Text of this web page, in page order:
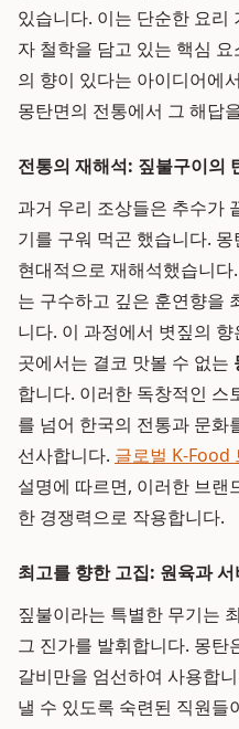
있습니다. 이는 단순한 요리
자 철학을 담고 있는 핵심
의 향이 있다는 아이디어에
몽탄면의 전통에서 그 해답
전통의 재해석: 짚불구이의
과거 우리 조상들은 추수가
기를 구워 먹곤 했습니다.
현대적으로 재해석했습니
는 구수하고 깊은 훈연향을
니다. 이 과정에서 볏짚의
곳에서는 결코 맛볼 수 없는
합니다. 이러한 독창적인
를 넘어 한국의 전통과 문화
선사합니다. 글로벌 K-Food
설명에 따르면, 이러한 브랜
한 경쟁력으로 작용합니다.
최고를 향한 고집: 원육과
짚불이라는 특별한 무기는
그 진가를 발휘합니다. 몽탄
갈비만을 엄선하여 사용합
낼 수 있도록 숙련된 직원들